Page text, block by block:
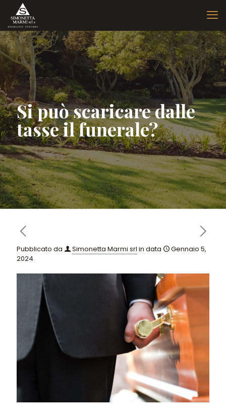
Si può scaricare dalle
tasse il funerale?
Pubblicato da Simonetta Marmi srl in data
Gennaio 5,
2024